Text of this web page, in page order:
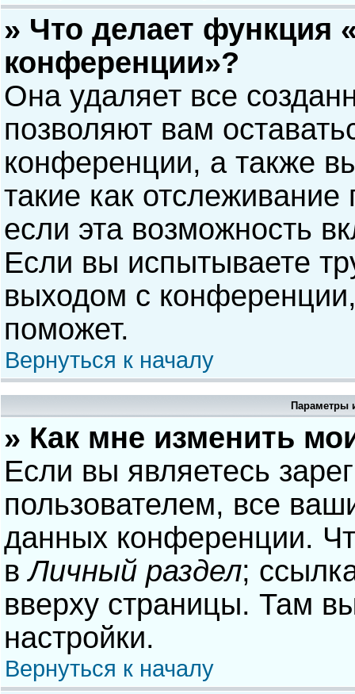
» Что делает функция
конференции»?
Она удаляет все
позволяют вам
конференции, а также
такие как
если эта возможность
Если вы испытываете
выходом с
поможет.
Вернуться к началу
Параметры
» Как мне изменить
Если вы являетесь
пользователем, все
данных конференции.
вЛичный раздел;
вверху страницы. Там
настройки.
Вернуться к началу